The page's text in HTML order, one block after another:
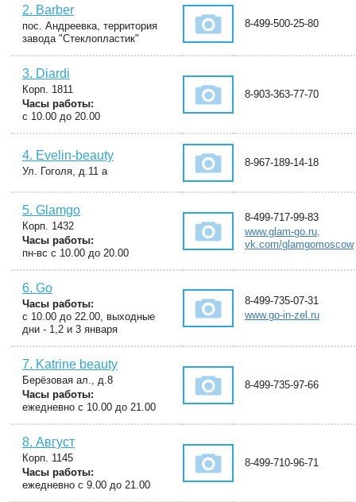
2. Barber
пос. Андреевка, территория
завода "Стеклопластик"
8-499-500-25-80
3. Diardi
Корп. 1811
Часы работы:
с 10.00 до 20.00
8-903-363-77-70
4. Evelin-beauty
Ул. Гоголя, д.11 а
8-967-189-14-18
5. Glamgo
Корп. 1432
Часы работы:
пн-вс с 10.00 до 20.00
8-499-717-99-83
www.glam-go.ru,
vk.com/glamgomoscow
6. Go
Часы работы:
с 10.00 до 22.00, выходные
дни - 1,2 и 3 января
8-499-735-07-31
www.go-in-zel.ru
7. Katrine beauty
Берёзовая ал., д.8
Часы работы:
ежедневно с 10.00 до 21.00
8-499-735-97-66
8. Август
Корп. 1145
Часы работы:
ежедневно с 9.00 до 21.00
8-499-710-96-71